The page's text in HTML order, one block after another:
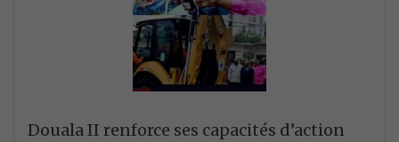
Douala II renforce ses capacités d’action